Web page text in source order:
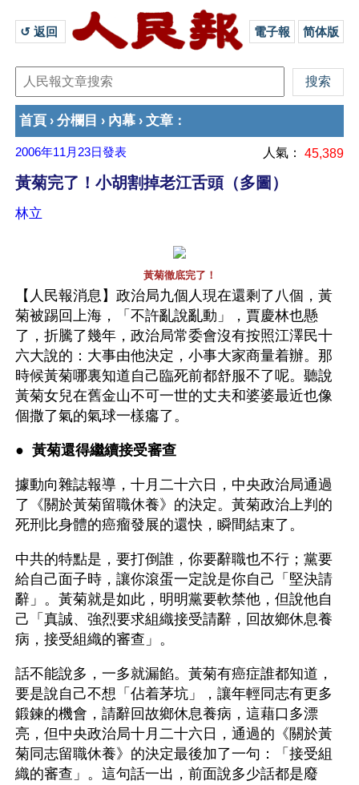
↺ 返回 電子報 简体版
首頁 › 分欄目 › 內幕 › 文章 ：
2006年11月23日發表 人氣： 45,389
黃菊完了！小胡割掉老江舌頭（多圖）
林立
黃菊徹底完了！
【人民報消息】政治局九個人現在還剩了八個，黃
菊被踢回上海，「不許亂說亂動」，賈慶林也懸
了，折騰了幾年，政治局常委會沒有按照江澤民十
六大說的：大事由他決定，小事大家商量着辦。那
時候黃菊哪裏知道自己臨死前都舒服不了呢。聽說
黃菊女兒在舊金山不可一世的丈夫和婆婆最近也像
個撒了氣的氣球一樣癟了。
● 黃菊還得繼續接受審查
據動向雜誌報導，十月二十六日，中央政治局通過
了《關於黃菊留職休養》的決定。黃菊政治上判的
死刑比身體的癌瘤發展的還快，瞬間結束了。
中共的特點是，要打倒誰，你要辭職也不行；黨要
給自己面子時，讓你滾蛋一定說是你自己「堅決請
辭」。黃菊就是如此，明明黨要軟禁他，但說他自
己「真誠、強烈要求組織接受請辭，回故鄉休息養
病，接受組織的審查」。
話不能說多，一多就漏餡。黃菊有癌症誰都知道，
要是說自己不想「佔着茅坑」，讓年輕同志有更多
鍛鍊的機會，請辭回故鄉休息養病，這藉口多漂
亮，但中央政治局十月二十六日，通過的《關於黃
菊同志留職休養》的決定最後加了一句：「接受組
織的審查」。這句話一出，前面說多少話都是廢